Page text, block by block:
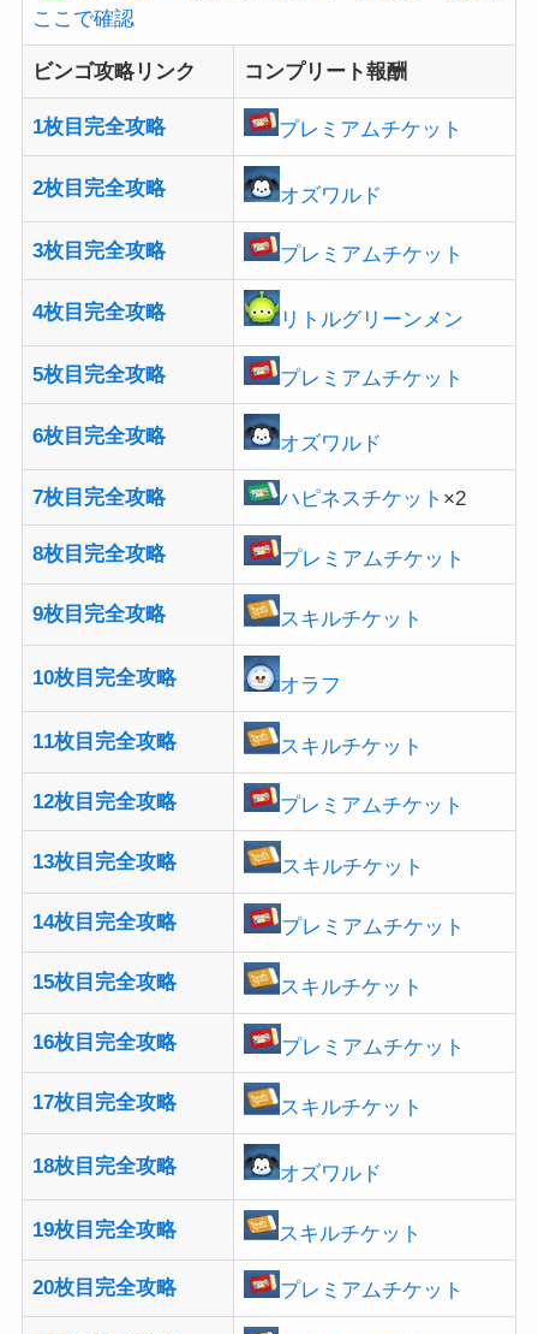
ここで確認
ビンゴ攻略リンク コンプリート報酬
1枚目完全攻略 プレミアムチケット
2枚目完全攻略 オズワルド
3枚目完全攻略 プレミアムチケット
4枚目完全攻略 リトルグリーンメン
5枚目完全攻略 プレミアムチケット
6枚目完全攻略 オズワルド
7枚目完全攻略 ハピネスチケット ×2
8枚目完全攻略 プレミアムチケット
9枚目完全攻略 スキルチケット
10枚目完全攻略 オラフ
11枚目完全攻略 スキルチケット
12枚目完全攻略 プレミアムチケット
13枚目完全攻略 スキルチケット
14枚目完全攻略 プレミアムチケット
15枚目完全攻略 スキルチケット
16枚目完全攻略 プレミアムチケット
17枚目完全攻略 スキルチケット
18枚目完全攻略 オズワルド
19枚目完全攻略 スキルチケット
20枚目完全攻略 プレミアムチケット